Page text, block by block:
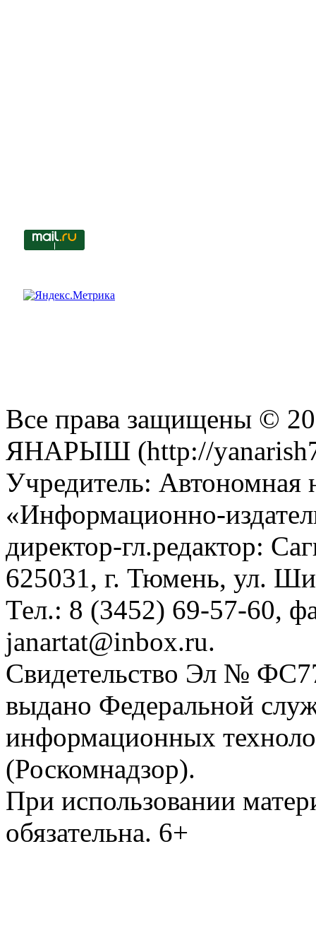
Все права защищены ©
ЯНАРЫШ (http://
Учредитель: Автономная
«Информационно-
директор-гл.редактор:
625031, г. Тюмень, ул.
Тел.: 8 (3452) 69-57-60,
janartat@inbox.ru.
Свидетельство Эл №
выдано Федеральной
информационных
(Роскомнадзор).
При использовании
обязательна. 6+